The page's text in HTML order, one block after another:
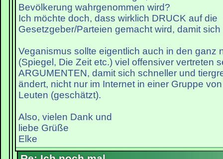
Bevölkerung wahrgenommen wird?
Ich möchte doch, dass wirklich DRUCK auf die
Gesetzgeber/Parteien gemacht wird, damit
Veganismus sollte eigentlich auch in den ganz
(Spiegel, Die Zeit etc.) viel offensiver vertreten
ARGUMENTEN, damit sich schneller und
ändert, nicht nur im Internet in einer Gruppe
Leuten (geschätzt).
Also, vielen Dank und
liebe Grüße
Elke